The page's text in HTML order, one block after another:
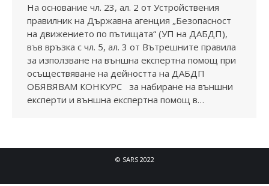
На основание чл. 23, ал. 2 от Устройствения
правилник на Държавна агенция „Безопасност
на движението по пътищата“ (УП на ДАБДП),
във връзка с чл. 5, ал. 3 от Вътрешните правила
за използване на външна експертна помощ при
осъществяване на дейността на ДАБДП
ОБЯВЯВАМ КОНКУРС за набиране на външни
експерти и външна експертна помощ в…
© SARS 2022